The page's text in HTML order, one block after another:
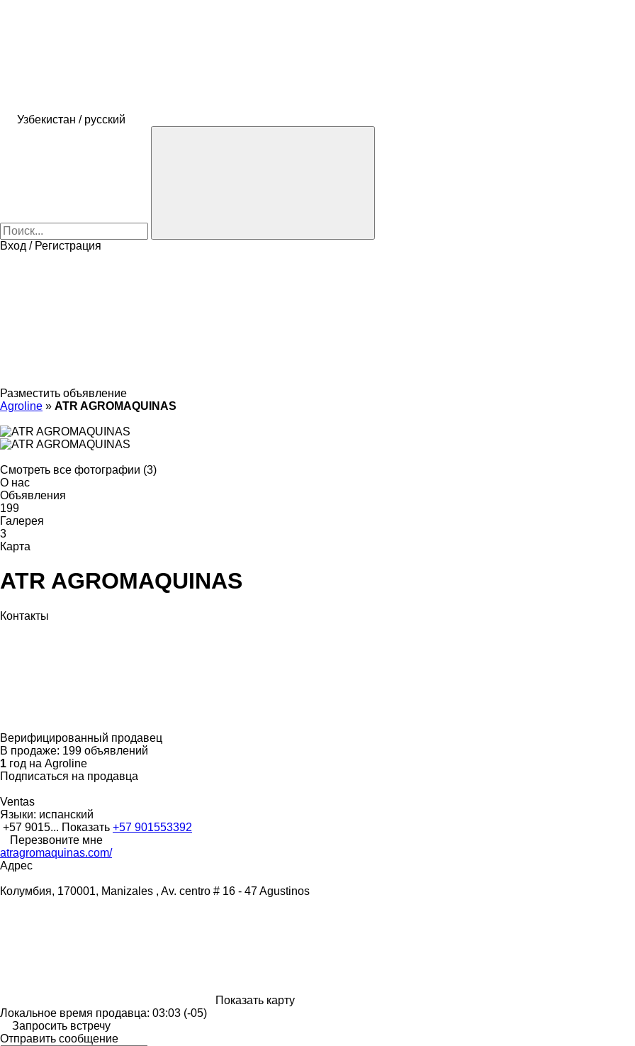
Узбекистан / русский
Вход / Регистрация
Разместить объявление
Agroline » ATR AGROMAQUINAS
Смотреть все фотографии (3)
О нас
Объявления
199
Галерея
3
Карта
ATR AGROMAQUINAS
Контакты
Верифицированный продавец
В продаже: 199 объявлений
1 год на Agroline
Подписаться на продавца
Ventas
Языки: испанский
+57 9015... Показать +57 901553392
Перезвоните мне
atragromaquinas.com/
Адрес
Колумбия, 170001, Manizales , Av. centro # 16 - 47 Agustinos
Показать карту
Локальное время продавца: 03:03 (-05)
Запросить встречу
Отправить сообщение